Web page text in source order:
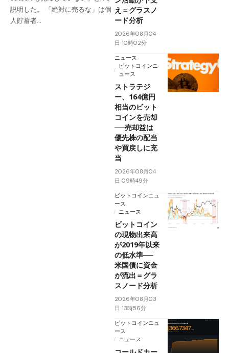
説明した。 「絶対に売るな」は個
人貯蓄者…
え＝グラスノ
ード分析
2026年08月04
日 10時02分
ニュース
ビットコインニ
ュース
ストラテジ
ー、164億円
相当のビット
コインを売却
──売却益は
優先株の配当
や買戻しに充
当
2026年08月04
日 09時49分
ビットコインニュ
ース
ニュース
ビットコイン
の現物出来高
が2019年以来
の低水準──
米国債に資金
が流出＝グラ
スノード分析
2026年08月03
日 13時56分
ビットコインニュ
ース
ニュース